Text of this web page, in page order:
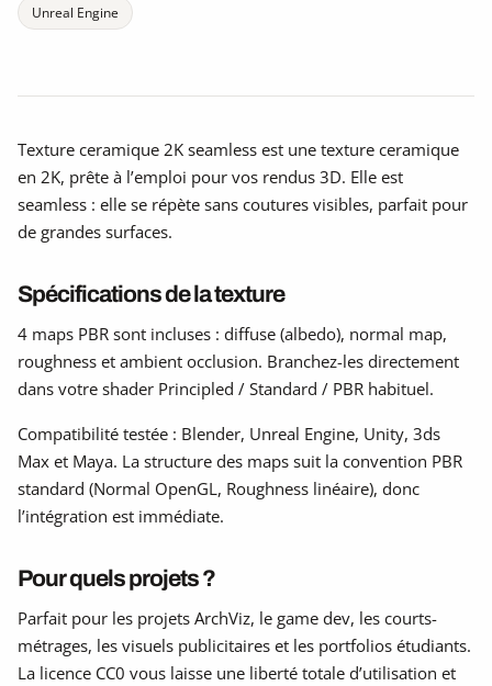
Unreal Engine
Texture ceramique 2K seamless est une texture ceramique
en 2K, prête à l’emploi pour vos rendus 3D. Elle est
seamless : elle se répète sans coutures visibles, parfait pour
de grandes surfaces.
Spécifications de la texture
4 maps PBR sont incluses : diffuse (albedo), normal map,
roughness et ambient occlusion. Branchez-les directement
dans votre shader Principled / Standard / PBR habituel.
Compatibilité testée : Blender, Unreal Engine, Unity, 3ds
Max et Maya. La structure des maps suit la convention PBR
standard (Normal OpenGL, Roughness linéaire), donc
l’intégration est immédiate.
Pour quels projets ?
Parfait pour les projets ArchViz, le game dev, les courts-
métrages, les visuels publicitaires et les portfolios étudiants.
La licence CC0 vous laisse une liberté totale d’utilisation et